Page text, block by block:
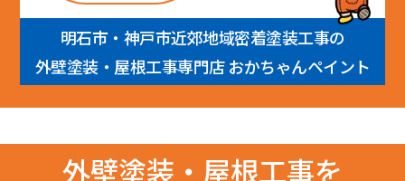
明石市・神戸市近郊地域密着塗装工事の
外壁塗装・屋根工事専門店 おかちゃんペイント
外壁塗装・屋根工事を